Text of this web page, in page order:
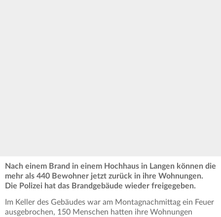
Nach einem Brand in einem Hochhaus in Langen können die
mehr als 440 Bewohner jetzt zurück in ihre Wohnungen.
Die Polizei hat das Brandgebäude wieder freigegeben.
Im Keller des Gebäudes war am Montagnachmittag ein Feuer
ausgebrochen, 150 Menschen hatten ihre Wohnungen